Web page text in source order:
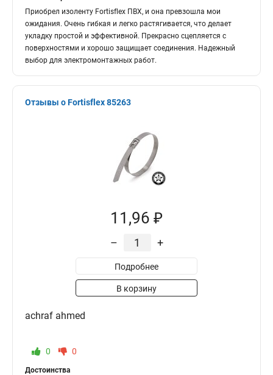
Приобрел изоленту Fortisflex ПВХ, и она превзошла мои
ожидания. Очень гибкая и легко растягивается, что делает
укладку простой и эффективной. Прекрасно сцепляется с
поверхностями и хорошо защищает соединения. Надежный
выбор для электромонтажных работ.
Отзывы о Fortisflex 85263
11,96 ₽
– +
Подробнее
В корзину
achraf ahmed
0 0
Достоинства